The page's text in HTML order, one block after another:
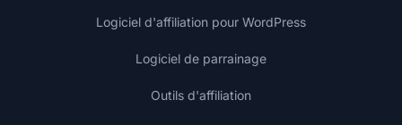
Logiciel d'affiliation pour WordPress
Logiciel de parrainage
Outils d'affiliation